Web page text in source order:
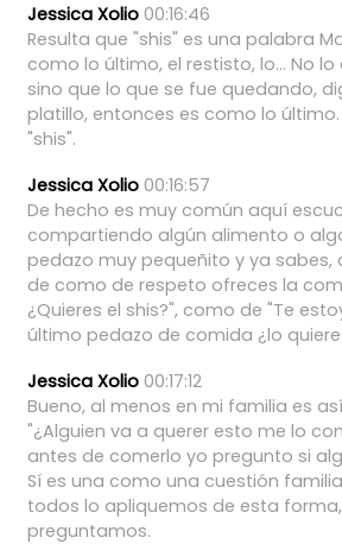
Jessica Xolio 00:16:46
Resulta que "shis" es una palabra
como lo último, el restisto, lo... No lo
sino que lo que se fue quedando,
platillo, entonces es como lo último.
"shis".
Jessica Xolio 00:16:57
De hecho es muy común aquí
compartiendo algún alimento o
pedazo muy pequeñito y ya sabes,
de como de respeto ofreces la
¿Quieres el shis?", como de "Te
último pedazo de comida ¿lo
Jessica Xolio 00:17:12
Bueno, al menos en mi familia es así
"¿Alguien va a querer esto me lo
antes de comerlo yo pregunto si
Sí es una como una cuestión
todos lo apliquemos de esta forma,
preguntamos.